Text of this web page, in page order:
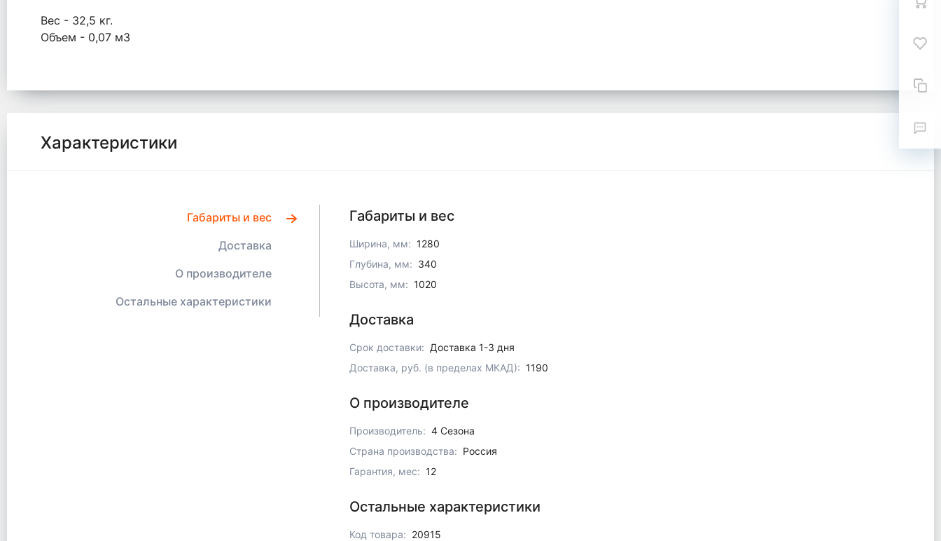
Вес - 32,5 кг.
Объем - 0,07 м3
Характеристики
Габариты и вес
Доставка
О производителе
Остальные характеристики
Габариты и вес
Ширина, мм: 1280
Глубина, мм: 340
Высота, мм: 1020
Доставка
Срок доставки: Доставка 1-3 дня
Доставка, руб. (в пределах МКАД): 1190
О производителе
Производитель: 4 Сезона
Страна производства: Россия
Гарантия, мес: 12
Остальные характеристики
Код товара: 20915